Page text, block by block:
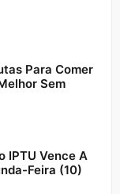
Para Comer
Sem
IPTU Vence A
Feira (10)